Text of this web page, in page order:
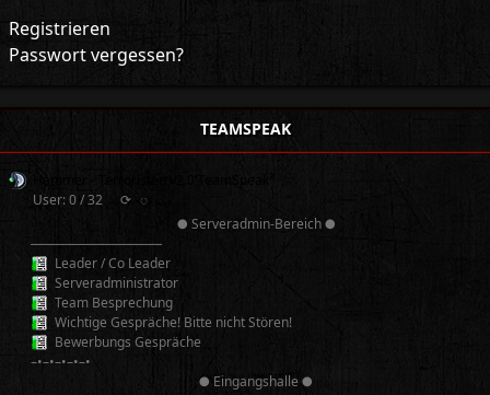
Registrieren
Passwort vergessen?
TEAMSPEAK
User: 0 / 32
⟳ ◌
● Serveradmin-Bereich ●
──────────
Leader / Co Leader
Serveradministrator
Team Besprechung
Wichtige Gespräche! Bitte nicht Stören!
Bewerbungs Gespräche
–•–•–•–•–•
● Eingangshalle ●